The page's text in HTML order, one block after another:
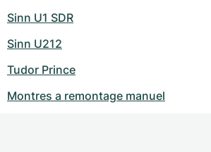
Sinn U1 SDR
Sinn U212
Tudor Prince
Montres a remontage manuel